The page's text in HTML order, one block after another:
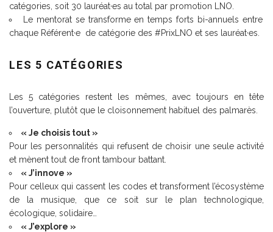
catégories, soit 30 lauréat·es au total par promotion LNO.
Le mentorat se transforme en temps forts bi-annuels entre
chaque Référent·e de catégorie des #PrixLNO et ses lauréat·es.
LES 5 CATÉGORIES
Les 5 catégories restent les mêmes, avec toujours en tête
l’ouverture, plutôt que le cloisonnement habituel des palmarès.
« Je choisis tout »
Pour les personnalités qui refusent de choisir une seule activité
et mènent tout de front tambour battant.
« J’innove »
Pour celleux qui cassent les codes et transforment l’écosystème
de la musique, que ce soit sur le plan technologique,
écologique, solidaire…
« J’explore »